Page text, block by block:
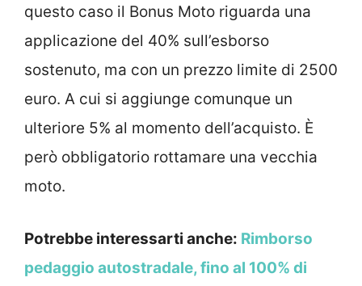
questo caso il Bonus Moto riguarda una
applicazione del 40% sull’esborso
sostenuto, ma con un prezzo limite di 2500
euro. A cui si aggiunge comunque un
ulteriore 5% al momento dell’acquisto. È
però obbligatorio rottamare una vecchia
moto.
Potrebbe interessarti anche: Rimborso
pedaggio autostradale, fino al 100% di